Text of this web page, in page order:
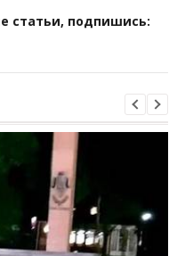
статьи, подпишись: